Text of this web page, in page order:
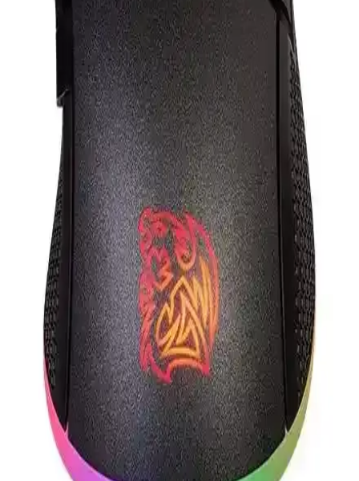
Rampage SMX-R21 ve SMX-R44 V2 Oyuncu
Mouse'ları Karşılaştırması
Rampage'in iki yüksek performanslı oyuncu mouse'u SMX-R21 ve
SMX-R44 V2'yi detaylı karşılaştırıyoruz, yüksek DPI, RGB ve
ergonomik özellikleriyle öne çıkan modeller hakkında bilgi
veriyoruz.
Attack Shark X11 ve X3 Oyun Faresi
Karşılaştırması: Özellikler ve Performans Analizi
Attack Shark X11 ve X3 oyun fareleri, yüksek DPI, ergonomi ve
bağlantı seçenekleriyle öne çıkıyor. X11 kablosuz ve hafif, X3 ise
yüksek DPI ve RGB ile profesyonel ve casual oyunculara hitap
Asus Tuf Gaming M3 Aura Sync RGB ve Logitech
M240 Sessiz Kablosuz Mouse Karşılaştırması
Asus Tuf Gaming M3 Aura Sync RGB ve Logitech M240 sessiz
kablosuz mouse'un performans, tasarım ve kullanım avantajlarını
karşılaştırıyoruz.
Attack Shark R1 Superlıght Kablosuz ve Razer
Deathadder Essential Kablolu Oyuncu Fareleri
Karşılaştırması
Attack Shark R1 Superlıght kablosuz fare ve Razer Deathadder
Essential kablolu fareyi detaylı karşılaştırıyoruz. Performans,
ergonomi ve dayanıklılık açısından farkları öğrenin.